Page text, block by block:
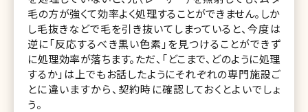
毛の方が強くて効率よく処理することができません。しか
し毛抜きなどで毛を引き抜いてしまっていると、今度は
逆に「反応するべき黒い色素」を見つけることができず
に処理効率が落ちます。ただ、「どこまで、どのように処理
するか」は上でもお話したようにそれぞれの専門施設ご
とに違いますから、契約時に確認しておくとよいでしょ
う。